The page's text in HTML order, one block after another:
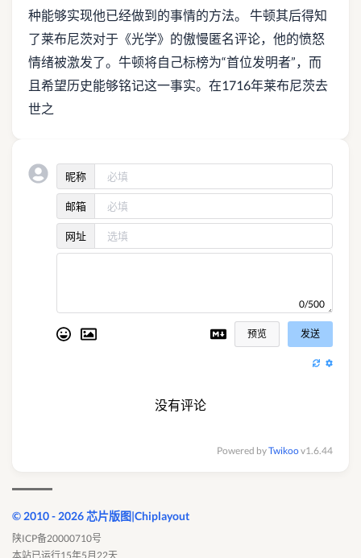
种能够实现他已经做到的事情的方法。 牛顿其后得知
了莱布尼茨对于《光学》的傲慢匿名评论，他的愤怒
情绪被激发了。牛顿将自己标榜为“首位发明者”，而
且希望历史能够铭记这一事实。在1716年莱布尼茨去
世之
昵称
邮箱
网址
0/500
预览 发送
没有评论
Powered byTwikoov1.6.44
© 2010 - 2026 芯片版图|Chiplayout
陕ICP备20000710号
本站已运行15年5月22天